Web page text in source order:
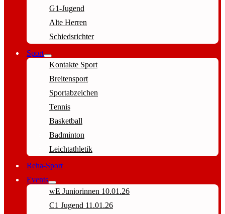
G1-Jugend
Alte Herren
Schiedsrichter
Sport
Kontakte Sport
Breitensport
Sportabzeichen
Tennis
Basketball
Badminton
Leichtathletik
Reha-Sport
Events
wE Juniorinnen 10.01.26
C1 Jugend 11.01.26